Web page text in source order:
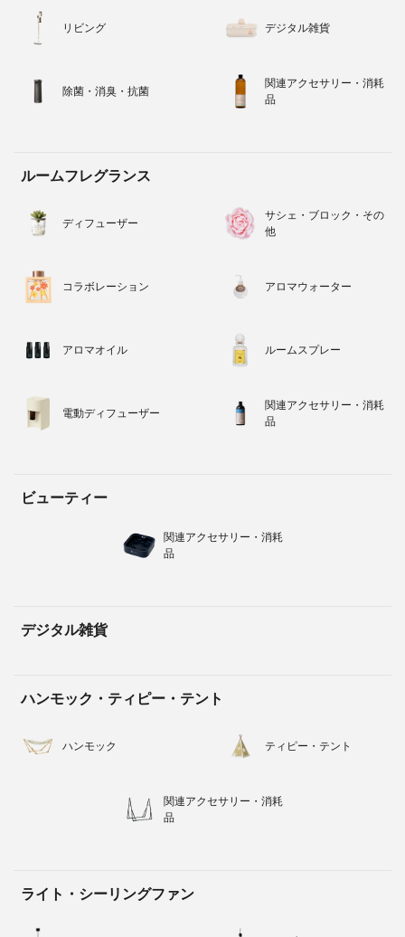
リビング デジタル雑貨
除菌・消臭・抗菌
関連アクセサリー・消耗
品
ルームフレグランス
ディフューザー
サシェ・ブロック・その
他
コラボレーション アロマウォーター
アロマオイル ルームスプレー
電動ディフューザー
関連アクセサリー・消耗
品
ビューティー
関連アクセサリー・消耗
品
デジタル雑貨
ハンモック・ティピー・テント
ハンモック ティピー・テント
関連アクセサリー・消耗
品
ライト・シーリングファン